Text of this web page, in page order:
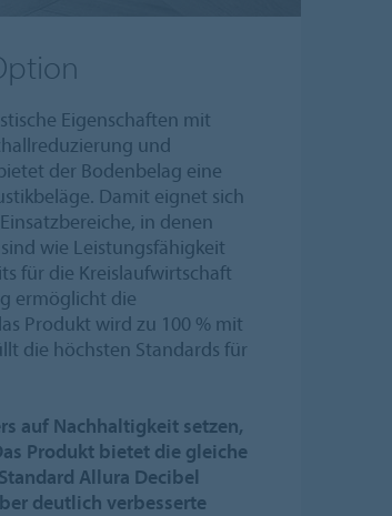
Eigenschaften mit
und
der Bodenbelag eine
Damit eignet sich
in denen
wie Leistungsfähigkeit
für die Kreislaufwirtschaft
ermöglicht die
Produkt wird zu 100 % mit
die höchsten Standards für
auf Nachhaltigkeit setzen,
Produkt bietet die gleiche
Allura Decibel
deutlich verbesserte